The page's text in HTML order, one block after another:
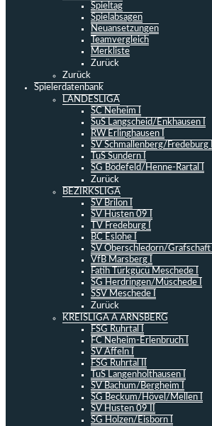
Spieltag
Spielabsagen
Neuansetzungen
Teamvergleich
Merkliste
Zurück
Zurück
Spielerdatenbank
LANDESLIGA
SC Neheim I
SuS Langscheid/Enkhausen I
RW Erlinghausen I
SV Schmallenberg/Fredeburg I
TuS Sundern I
SG Bödefeld/Henne-Rartal I
Zurück
BEZIRKSLIGA
SV Brilon I
SV Hüsten 09 I
TV Fredeburg I
BC Eslohe I
SV Oberschledorn/Grafschaft I
VfB Marsberg I
Fatih Türkgücü Meschede I
SG Herdringen/Müschede I
SSV Meschede I
Zurück
KREISLIGA A ARNSBERG
FSG Ruhrtal I
FC Neheim-Erlenbruch I
SV Affeln I
FSG Ruhrtal II
TuS Langenholthausen I
SV Bachum/Bergheim I
SG Beckum/Hövel/Mellen I
SV Hüsten 09 II
SG Holzen/Eisborn I